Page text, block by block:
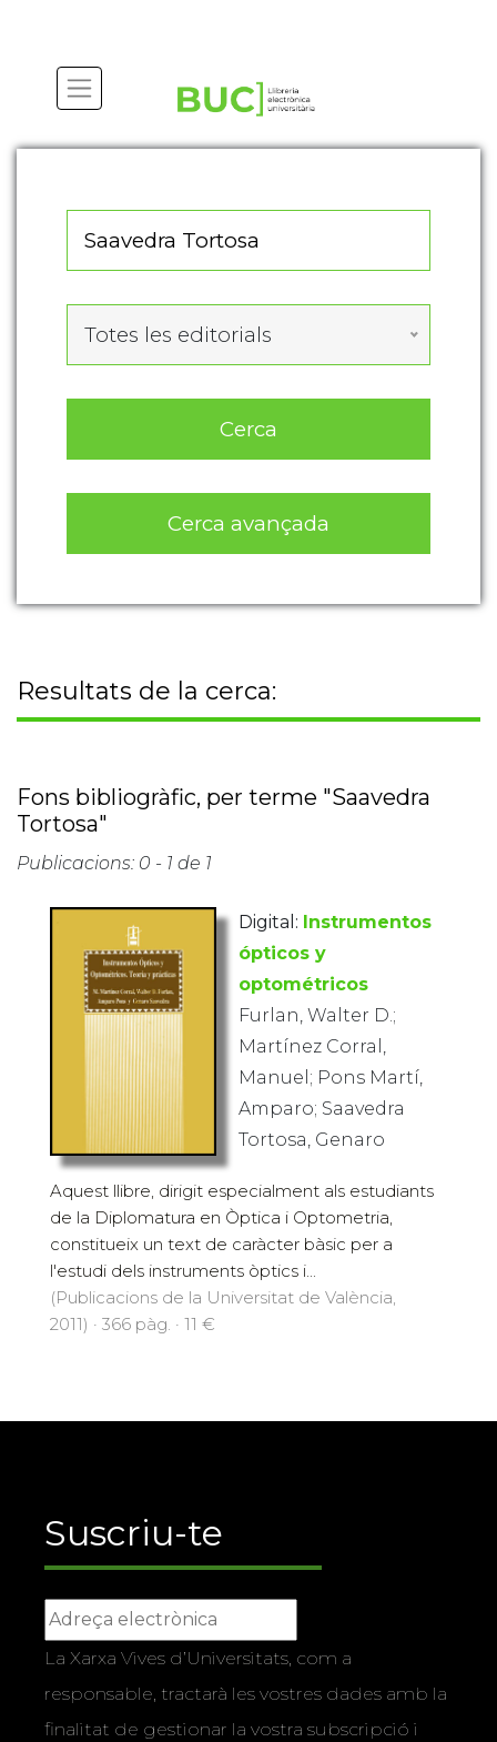
Totes les editorials
Cerca
Cerca avançada
Resultats de la cerca:
Fons bibliogràfic, per terme "Saavedra
Tortosa"
Publicacions: 0 - 1 de 1
Digital: Instrumentos
ópticos y
optométricos
Furlan, Walter D.;
Martínez Corral,
Manuel; Pons Martí,
Amparo; Saavedra
Tortosa, Genaro
Aquest llibre, dirigit especialment als estudiants
de la Diplomatura en Òptica i Optometria,
constitueix un text de caràcter bàsic per a
l'estudi dels instruments òptics i...
(Publicacions de la Universitat de València,
2011) · 366 pàg. · 11 €
Suscriu-te
La Xarxa Vives d’Universitats, com a
responsable, tractarà les vostres dades amb la
finalitat de gestionar la vostra subscripció i